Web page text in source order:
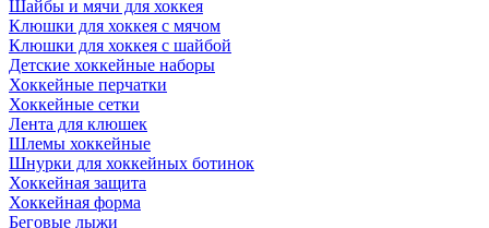
Шайбы и мячи для хоккея
Клюшки для хоккея с мячом
Клюшки для хоккея с шайбой
Детские хоккейные наборы
Хоккейные перчатки
Хоккейные сетки
Лента для клюшек
Шлемы хоккейные
Шнурки для хоккейных ботинок
Хоккейная защита
Хоккейная форма
Беговые лыжи